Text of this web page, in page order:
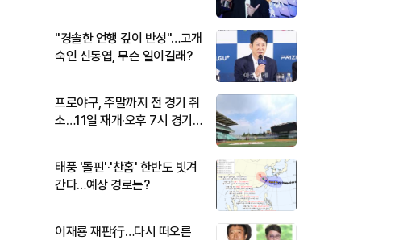
"경솔한 언행 깊이 반성"…고개
숙인 신동엽, 무슨 일이길래?
프로야구, 주말까지 전 경기 취
소…11일 재개·오후 7시 경기
태풍 '돌핀'·'찬홈' 한반도 빗겨
간다…예상 경로는?
이재룡 재판行…다시 떠오른